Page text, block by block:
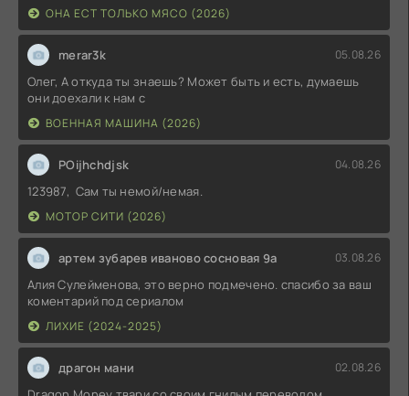
ОНА ЕСТ ТОЛЬКО МЯСО (2026)
merar3k 05.08.26
Олег, А откуда ты знаешь? Может быть и есть, думаешь
они доехали к нам с
ВОЕННАЯ МАШИНА (2026)
POijhchdjsk 04.08.26
123987, Сам ты немой/немая.
МОТОР СИТИ (2026)
артем зубарев иваново сосновая 9а 03.08.26
Алия Сулейменова, это верно подмечено. спасибо за ваш
коментарий под сериалом
ЛИХИЕ (2024-2025)
драгон мани 02.08.26